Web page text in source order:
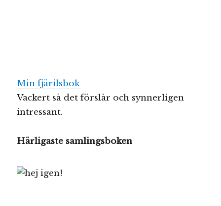
Min fjärilsbok
Vackert så det förslår och synnerligen
intressant.
Härligaste samlingsboken